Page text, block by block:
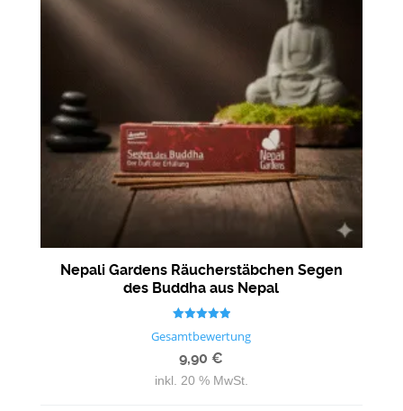
Nepali Gardens Räucherstäbchen Segen
des Buddha aus Nepal
5.00
Gesamtbewertung
9,90€
inkl. 20 % MwSt.